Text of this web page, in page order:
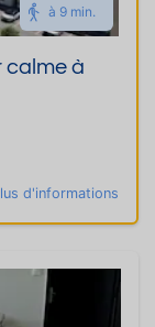
à 9 min.
calme à
d'informations